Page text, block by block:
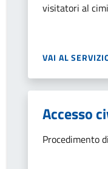
visitatori al
VAI AL
Accesso
Procedimento